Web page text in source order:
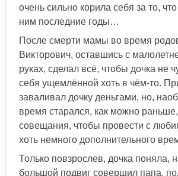
очень сильно корила себя за то,
ним последние годы…
После смерти мамы во время
Викторович, оставшись с
руках, сделал всё, чтобы дочка не
себя ущемлённой хоть в чём-то.
заваливал дочку деньгами, но,
время старался, как можно
совещания, чтобы провести с
хоть немного дополнительного
Только повзрослев, дочка поняла,
большой подвиг совершил папа,